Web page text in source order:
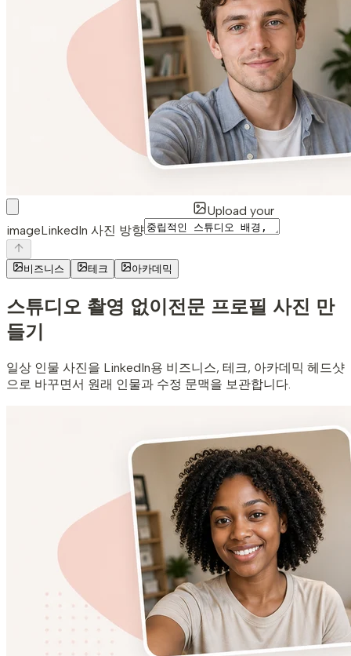
Upload your
imageLinkedIn 사진 방향
비즈니스 테크 아카데믹
스튜디오 촬영 없이 전문 프로필 사진 만
들기
일상 인물 사진을 LinkedIn용 비즈니스, 테크, 아카데믹 헤드샷
으로 바꾸면서 원래 인물과 수정 문맥을 보관합니다.